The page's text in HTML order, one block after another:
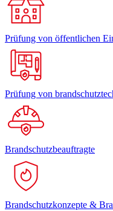
Prüfung von öffentlichen
Prüfung von
Brandschutzbeauftragte
Brandschutzkonzepte &